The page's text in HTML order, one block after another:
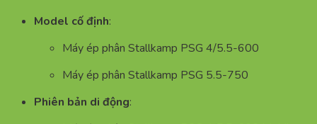
Model cố định:
Máy ép phân Stallkamp PSG 4/5.5-600
Máy ép phân Stallkamp PSG 5.5-750
Phiên bản di động: